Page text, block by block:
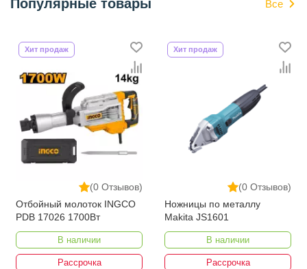
Популярные товары Все
(0 Отзывов)
Хит продаж
Отбойный молоток INGCO
PDB 17026 1700Вт
В наличии
Рассрочка
(0 Отзывов)
Хит продаж
Ножницы по металлу
Makita JS1601
В наличии
Рассрочка